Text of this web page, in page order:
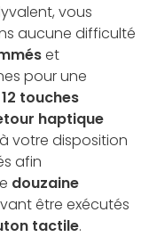
vous
aucune difficulté
et
pour une
12 touches
haptique
votre disposition
afin
douzaine
être exécutés
tactile.